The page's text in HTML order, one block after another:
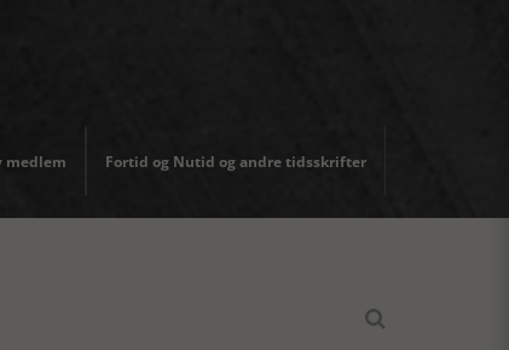
medlem Fortid og Nutid og andre tidsskrifter
